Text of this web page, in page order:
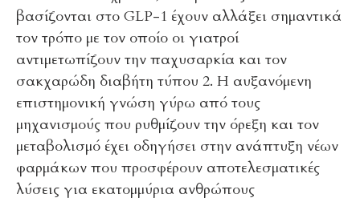
βασίζονται στο GLP-1 έχουν αλλάξει σημαντικά
τον τρόπο με τον οποίο οι γιατροί
αντιμετωπίζουν την παχυσαρκία και τον
σακχαρώδη διαβήτη τύπου 2. Η αυξανόμενη
επιστημονική γνώση γύρω από τους
μηχανισμούς που ρυθμίζουν την όρεξη και τον
μεταβολισμό έχει οδηγήσει στην ανάπτυξη νέων
φαρμάκων που προσφέρουν αποτελεσματικές
λύσεις για εκατομμύρια ανθρώπους